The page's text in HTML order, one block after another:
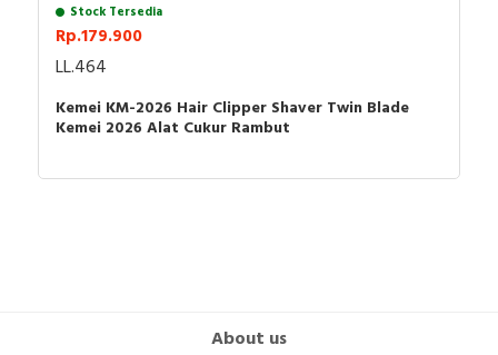
Berat : 131gr
Mohon perhatian:
penggunaan 15 menit
Stock Tersedia
Rp.179.900
LL.464
Kemei KM-2026 Hair Clipper Shaver Twin Blade
Kemei 2026 Alat Cukur Rambut
About us